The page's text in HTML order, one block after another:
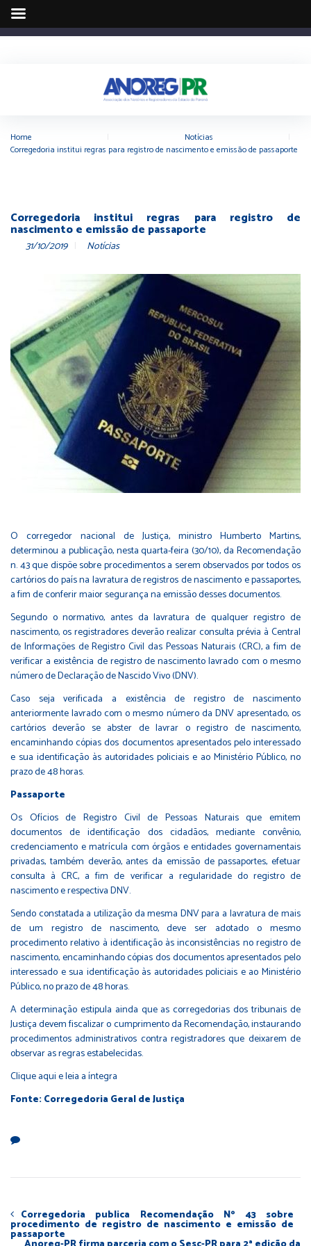
Home Notícias
Corregedoria institui regras para registro de nascimento e emissão de passaporte
Corregedoria institui regras para registro de
nascimento e emissão de passaporte
31/10/2019 Notícias
O corregedor nacional de Justiça, ministro Humberto Martins,
determinou a publicação, nesta quarta-feira (30/10), da Recomendação
n. 43 que dispõe sobre procedimentos a serem observados por todos os
cartórios do país na lavratura de registros de nascimento e passaportes,
a fim de conferir maior segurança na emissão desses documentos.
Segundo o normativo, antes da lavratura de qualquer registro de
nascimento, os registradores deverão realizar consulta prévia à Central
de Informações de Registro Civil das Pessoas Naturais (CRC), a fim de
verificar a existência de registro de nascimento lavrado com o mesmo
número de Declaração de Nascido Vivo (DNV).
Caso seja verificada a existência de registro de nascimento
anteriormente lavrado com o mesmo número da DNV apresentado, os
cartórios deverão se abster de lavrar o registro de nascimento,
encaminhando cópias dos documentos apresentados pelo interessado
e sua identificação às autoridades policiais e ao Ministério Público, no
prazo de 48 horas.
Passaporte
Os Ofícios de Registro Civil de Pessoas Naturais que emitem
documentos de identificação dos cidadãos, mediante convênio,
credenciamento e matrícula com órgãos e entidades governamentais
privadas, também deverão, antes da emissão de passaportes, efetuar
consulta à CRC, a fim de verificar a regularidade do registro de
nascimento e respectiva DNV.
Sendo constatada a utilização da mesma DNV para a lavratura de mais
de um registro de nascimento, deve ser adotado o mesmo
procedimento relativo à identificação às inconsistências no registro de
nascimento, encaminhando cópias dos documentos apresentados pelo
interessado e sua identificação às autoridades policiais e ao Ministério
Público, no prazo de 48 horas.
A determinação estipula ainda que as corregedorias dos tribunais de
Justiça devem fiscalizar o cumprimento da Recomendação, instaurando
procedimentos administrativos contra registradores que deixarem de
observar as regras estabelecidas.
Clique aquie leia a íntegra
Fonte: Corregedoria Geral de Justiça
Corregedoria publica Recomendação Nº 43 sobre
procedimento de registro de nascimento e emissão de
passaporte